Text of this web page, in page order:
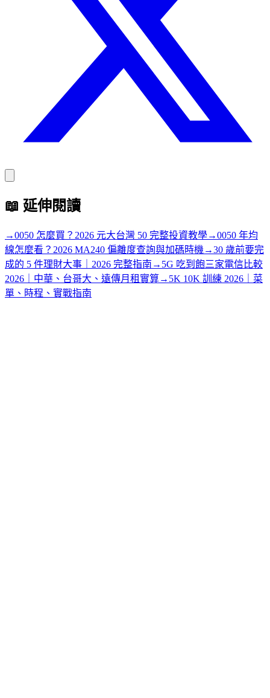
📖 延伸閱讀
→0050 怎麼買？2026 元大台灣 50 完整投資教學→0050 年均
線怎麼看？2026 MA240 偏離度查詢與加碼時機 →30 歲前要完
成的 5 件理財大事｜2026 完整指南 → 5G 吃到飽三家電信比較
2026｜中華、台哥大、遠傳月租實算→ 5K 10K 訓練 2026｜菜
單、時程、實戰指南